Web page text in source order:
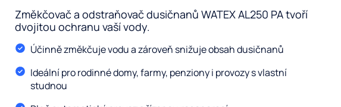
Změkčovač a odstraňovač dusičnanů WATEX AL250 PA tvoří
dvojitou ochranu vaší vody.
Účinně změkčuje vodu a zároveň snižuje obsah dusičnanů
Ideální pro rodinné domy, farmy, penziony i provozy s vlastní
studnou